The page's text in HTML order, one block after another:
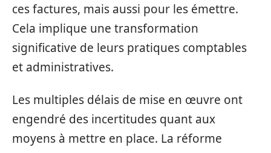
ces factures, mais aussi pour les émettre.
Cela implique une transformation
significative de leurs pratiques comptables
et administratives.
Les multiples délais de mise en œuvre ont
engendré des incertitudes quant aux
moyens à mettre en place. La réforme